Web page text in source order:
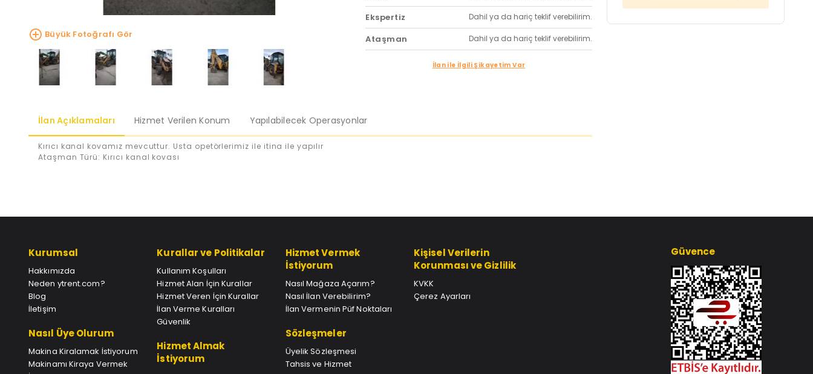
Büyük Fotoğrafı Gör
Ekspertiz Dahil ya da hariç teklif verebilirim.
Ataşman Dahil ya da hariç teklif verebilirim.
İlan ile İlgili Şikayetim Var
İlan Açıklamaları Hizmet Verilen Konum Yapılabilecek Operasyonlar
Kırıcı kanal kovamız mevcuttur. Usta opetörlerimiz ile itina ile yapılır
Ataşman Türü: Kırıcı kanal kovası
Kurumsal
Hakkımızda
Neden ytrent.com?
Blog
İletişim
Nasıl Üye Olurum
Makina Kiralamak İstiyorum
Makinamı Kiraya Vermek
Kurallar ve Politikalar
Kullanım Koşulları
Hizmet Alan İçin Kurallar
Hizmet Veren İçin Kurallar
İlan Verme Kuralları
Güvenlik
Hizmet Almak
İstiyorum
Hizmet Vermek
İstiyorum
Nasıl Mağaza Açarım?
Nasıl İlan Verebilirim?
İlan Vermenin Püf Noktaları
Sözleşmeler
Üyelik Sözleşmesi
Tahsis ve Hizmet
Kişisel Verilerin
Korunması ve Gizlilik
KVKK
Çerez Ayarları
Güvence